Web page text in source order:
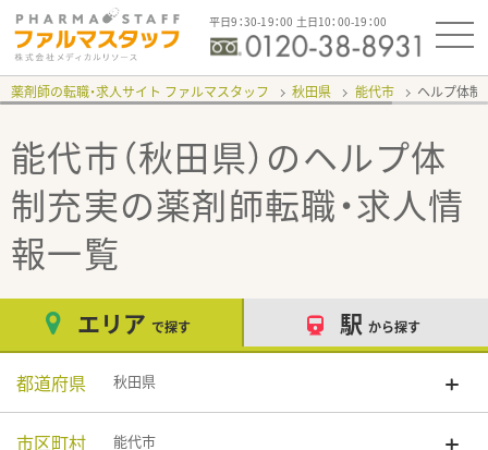
平日9：30-19：00 土日10：00-19：00
薬剤師の転職・求人サイト ファルマスタッフ 秋田県 能代市 ヘルプ体
能代市（秋田県）のヘルプ体
制充実の薬剤師転職・求人情
報一覧
エリア で探す 駅 から探す
都道府県 秋田県
市区町村 能代市